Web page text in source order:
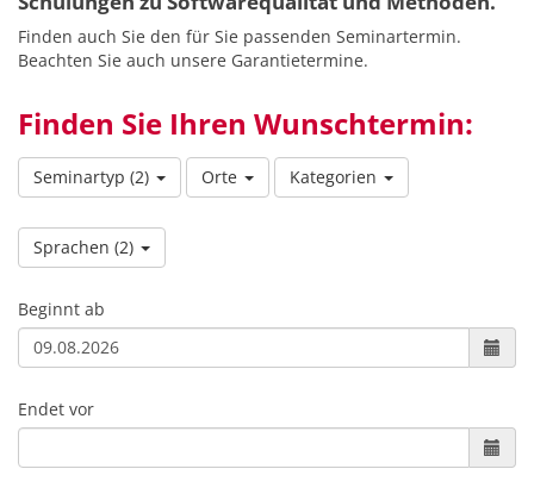
Finden auch Sie den für Sie passenden Seminartermin.
Beachten Sie auch unsere Garantietermine.
Finden Sie Ihren Wunschtermin:
Seminartyp (2) Orte Kategorien
Sprachen (2)
Beginnt ab
Endet vor